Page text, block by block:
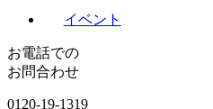
イベント
お電話での
お問合わせ
0120-19-1319